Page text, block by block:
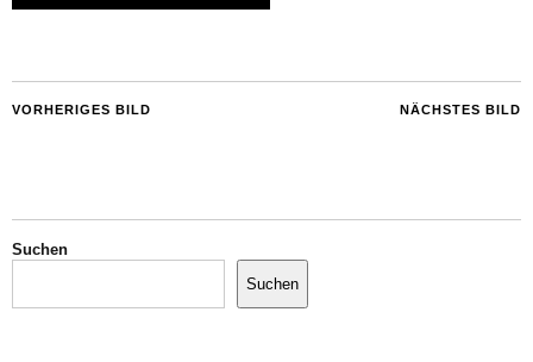
NÄCHSTES BILD
VORHERIGES BILD
Suchen
Suchen